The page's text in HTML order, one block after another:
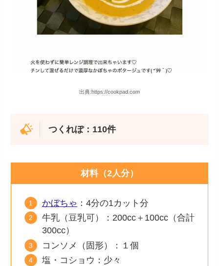
出典:https://cookpad.com
つくれぽ：110件
材料（2人分）
かぼちゃ ：4分の1カット分
牛乳（豆乳可）：200cc＋100cc（合計
300cc）
コンソメ（固形）：１個
塩・コショウ：少々